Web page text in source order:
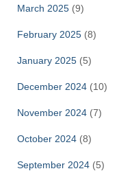
March 2025 (9)
February 2025 (8)
January 2025 (5)
December 2024 (10)
November 2024 (7)
October 2024 (8)
September 2024 (5)